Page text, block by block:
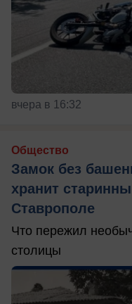
вчера в 16:32
Общество
Замок без
хранит
Ставрополе
Что пережил
столицы